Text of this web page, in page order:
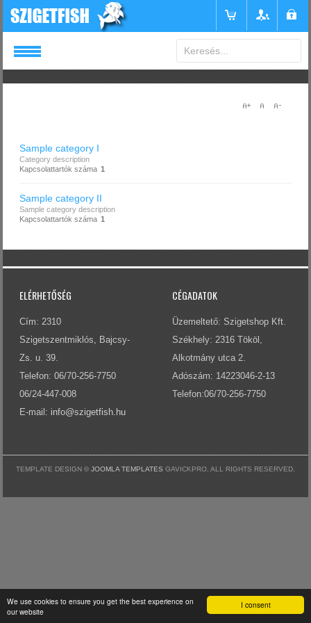
I consent
We use cookies to ensure you get the best experience on
our website
Sample category I
Category description
Kapcsolattartók száma 1
Sample category II
Sample category description
Kapcsolattartók száma 1
ELÉRHETŐSÉG
Cím: 2310
Szigetszentmiklós, Bajcsy-
Zs. u. 39.
Telefon: 06/70-256-7750
06/24-447-008
E-mail:info@szigetfish.hu
CÉGADATOK
Üzemeltető: Szigetshop Kft.
Székhely: 2316 Tököl,
Alkotmány utca 2.
Adószám: 14223046-2-13
Telefon:06/70-256-7750
TEMPLATE DESIGN ©JOOMLA TEMPLATESGAVICKPRO. ALL RIGHTS RESERVED.
Felhasználónév
Jelszó
Log in with Facebook
Elfelejtette jelszavát?
Elfelejtette felhasználónevét?